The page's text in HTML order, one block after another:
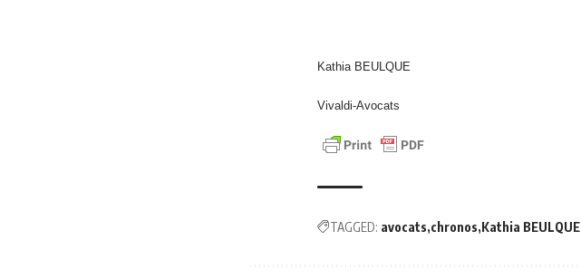
Kathia BEULQUE
Vivaldi-Avocats
TAGGED: avocats chronos Kathia BEULQUE